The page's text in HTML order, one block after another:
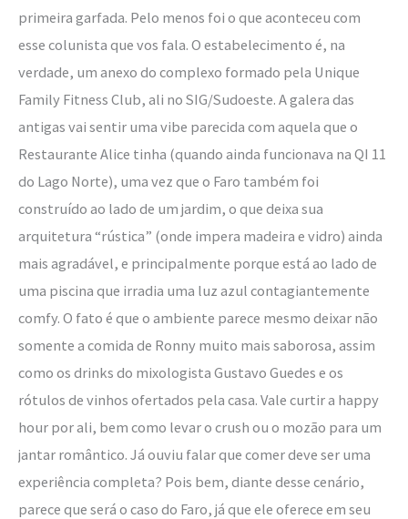
primeira garfada. Pelo menos foi o que aconteceu com
esse colunista que vos fala. O estabelecimento é, na
verdade, um anexo do complexo formado pela Unique
Family Fitness Club, ali no SIG/Sudoeste. A galera das
antigas vai sentir uma vibe parecida com aquela que o
Restaurante Alice tinha (quando ainda funcionava na QI 11
do Lago Norte), uma vez que o Faro também foi
construído ao lado de um jardim, o que deixa sua
arquitetura “rústica” (onde impera madeira e vidro) ainda
mais agradável, e principalmente porque está ao lado de
uma piscina que irradia uma luz azul contagiantemente
comfy. O fato é que o ambiente parece mesmo deixar não
somente a comida de Ronny muito mais saborosa, assim
como os drinks do mixologista Gustavo Guedes e os
rótulos de vinhos ofertados pela casa. Vale curtir a happy
hour por ali, bem como levar o crush ou o mozão para um
jantar romântico. Já ouviu falar que comer deve ser uma
experiência completa? Pois bem, diante desse cenário,
parece que será o caso do Faro, já que ele oferece em seu